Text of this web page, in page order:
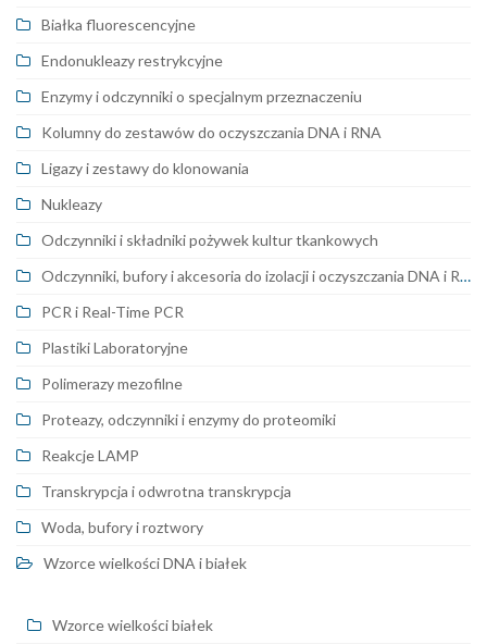
Białka fluorescencyjne
Endonukleazy restrykcyjne
Enzymy i odczynniki o specjalnym przeznaczeniu
Kolumny do zestawów do oczyszczania DNA i RNA
Ligazy i zestawy do klonowania
Nukleazy
Odczynniki i składniki pożywek kultur tkankowych
Odczynniki, bufory i akcesoria do izolacji i oczyszczania DNA i RNA
PCR i Real-Time PCR
Plastiki Laboratoryjne
Polimerazy mezofilne
Proteazy, odczynniki i enzymy do proteomiki
Reakcje LAMP
Transkrypcja i odwrotna transkrypcja
Woda, bufory i roztwory
Wzorce wielkości DNA i białek
Wzorce wielkości białek